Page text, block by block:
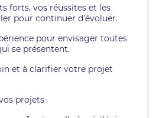
forts, vos réussites et les
pour continuer d’évoluer.
pour envisager toutes
se présentent.
et à clarifier votre projet
projets